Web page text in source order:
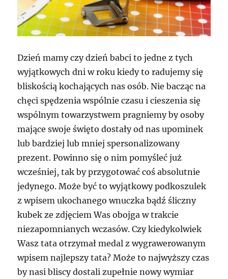
Dzień mamy czy dzień babci to jedne z tych
wyjątkowych dni w roku kiedy to radujemy się
bliskością kochających nas osób. Nie bacząc na
chęci spędzenia wspólnie czasu i cieszenia się
wspólnym towarzystwem pragniemy by osoby
mające swoje święto dostały od nas upominek
lub bardziej lub mniej spersonalizowany
prezent. Powinno się o nim pomyśleć już
wcześniej, tak by przygotować coś absolutnie
jedynego. Może być to wyjątkowy podkoszulek
z wpisem ukochanego wnuczka bądź śliczny
kubek ze zdjęciem Was obojga w trakcie
niezapomnianych wczasów. Czy kiedykolwiek
Wasz tata otrzymał medal z wygrawerowanym
wpisem najlepszy tata? Może to najwyższy czas
by nasi bliscy dostali zupełnie nowy wymiar